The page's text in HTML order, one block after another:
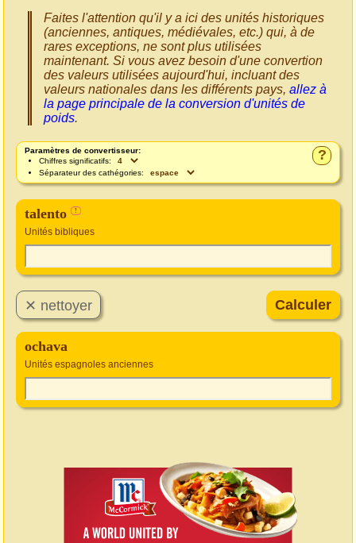
Faites l'attention qu'il y a ici des unités historiques
(anciennes, antiques, médiévales, etc.) qui, à de
rares exceptions, ne sont plus utilisées
maintenant. Si vous avez besoin d'une convertion
des valeurs utilisées aujourd'hui, incluant des
valeurs nationales dans les différents pays, allez à
la page principale de la conversion d'unités de
poids.
?
Paramètres de convertisseur:
Chiffres significatifs:
Séparateur des cathégories:
talento !
Unités bibliques
ochava
Unités espagnoles anciennes